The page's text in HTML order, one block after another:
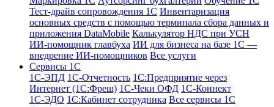
Тест-драйв сопровождения 1С Инвентаризация
основных средств с помощью терминала сбора данных и
приложения DataMobile Калькулятор НДС при УСН
ИИ-помощник главбуха ИИ для бизнеса на базе 1С —
внедрение ИИ-помощников Все услуги
Сервисы 1С
1С-ЭПД 1C-Отчетность 1С:Предприятие через
Интернет (1С:Фреш) 1С-Чеки ОФД 1С‑Коннект
1С-ЭДО 1С:Кабинет сотрудника Все сервисы 1С